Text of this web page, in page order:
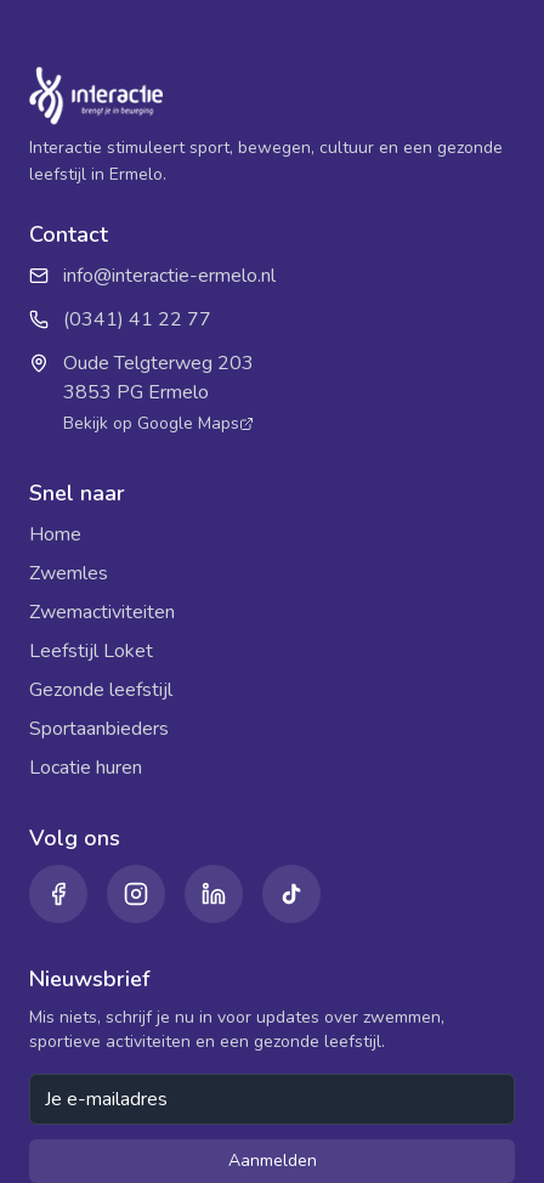
Interactie stimuleert sport, bewegen, cultuur en een gezonde
leefstijl in Ermelo.
Contact
info@interactie-ermelo.nl
(0341) 41 22 77
Oude Telgterweg 203
3853 PG Ermelo
Bekijk op Google Maps
Snel naar
Home
Zwemles
Zwemactiviteiten
Leefstijl Loket
Gezonde leefstijl
Sportaanbieders
Locatie huren
Volg ons
Nieuwsbrief
Mis niets, schrijf je nu in voor updates over zwemmen,
sportieve activiteiten en een gezonde leefstijl.
Aanmelden